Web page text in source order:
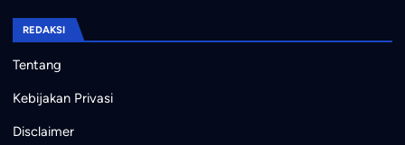
REDAKSI
Tentang
Kebijakan Privasi
Disclaimer